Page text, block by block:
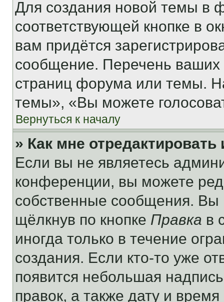
Для создания новой темы в
соответствующей кнопке в
вам придётся
сообщение. Перечень ваших
страниц форума или темы.
темы», «Вы можете
Вернуться к началу
» Как мне
Если вы не являетесь
конференции, вы можете
собственные сообщения. Вы
щёлкнув по кнопке Правка в
иногда только в течение
создания. Если кто-то уже
появится небольшая
правок, а также дату и